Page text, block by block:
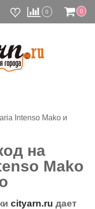
0 0 0
Intenso Mako и
на
Mako
cityarn.ru дает